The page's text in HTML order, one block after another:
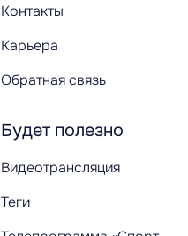
Контакты
Карьера
Обратная связь
Будет полезно
Видеотрансляция
Теги